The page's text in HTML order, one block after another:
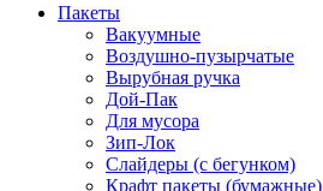
Пакеты
Вакуумные
Воздушно-пузырчатые
Вырубная ручка
Дой-Пак
Для мусора
Зип-Лок
Слайдеры (с бегунком)
Крафт пакеты (бумажные)